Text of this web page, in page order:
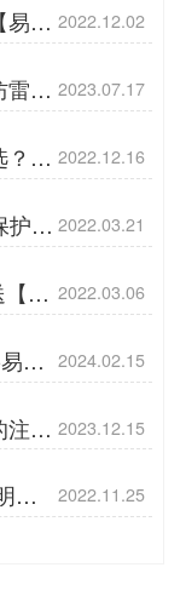
易造 2022.12.02
雷降 2023.07.17
？想 2022.12.16
护-
2022.03.21
杭 2022.03.06
造
2024.02.15
注意 2023.12.15
了
2022.11.25